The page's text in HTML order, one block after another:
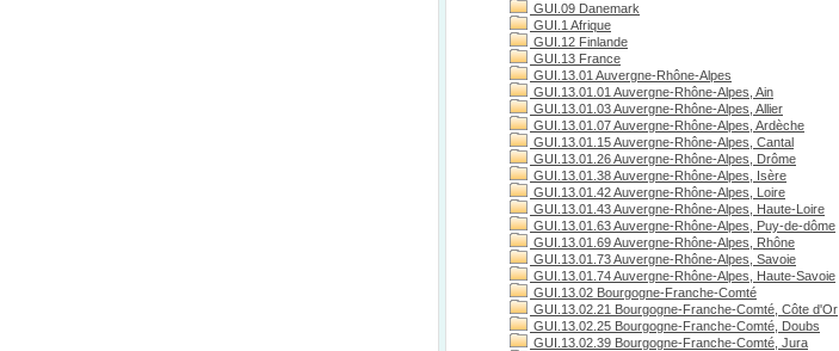
GUI.09 Danemark
GUI.1 Afrique
GUI.12 Finlande
GUI.13 France
GUI.13.01 Auvergne-Rhône-Alpes
GUI.13.01.01 Auvergne-Rhône-Alpes, Ain
GUI.13.01.03 Auvergne-Rhône-Alpes, Allier
GUI.13.01.07 Auvergne-Rhône-Alpes, Ardèche
GUI.13.01.15 Auvergne-Rhône-Alpes, Cantal
GUI.13.01.26 Auvergne-Rhône-Alpes, Drôme
GUI.13.01.38 Auvergne-Rhône-Alpes, Isère
GUI.13.01.42 Auvergne-Rhône-Alpes, Loire
GUI.13.01.43 Auvergne-Rhône-Alpes, Haute-Loire
GUI.13.01.63 Auvergne-Rhône-Alpes, Puy-de-dôme
GUI.13.01.69 Auvergne-Rhône-Alpes, Rhône
GUI.13.01.73 Auvergne-Rhône-Alpes, Savoie
GUI.13.01.74 Auvergne-Rhône-Alpes, Haute-Savoie
GUI.13.02 Bourgogne-Franche-Comté
GUI.13.02.21 Bourgogne-Franche-Comté, Côte d'Or
GUI.13.02.25 Bourgogne-Franche-Comté, Doubs
GUI.13.02.39 Bourgogne-Franche-Comté, Jura